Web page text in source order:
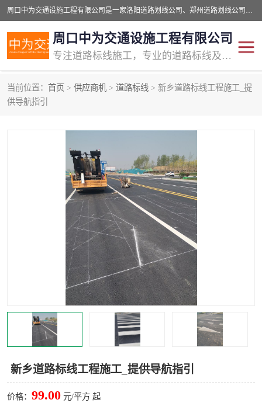
周口中为交通设施工程有限公司是一家洛阳道路划线公司、郑州道路划线公司、平顶山道路车位划线公司、开封车位划线公司、许昌道路车位划线公司、漯河道路车位划线公司，公司始终坚持“诚信、匠心、专注”的宗旨；我们的经营理念是：的服务。
周口中为交通设施工程有限公司
专注道路标线施工，专业的道路标线及交通设施施工服务商!
当前位置： 首页 > 供应商机 > 道路标线 > 新乡道路标线工程施工_提
供导航指引
新乡道路标线工程施工_提供导航指引
价格： 99.00 元/平方 起
交通道路标线
道路标线划线 马路标线
道路划线